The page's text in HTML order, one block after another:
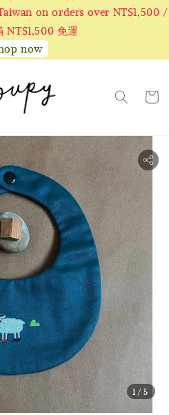
on orders over NT$1,500 /
NT$1,500 免運
now
1 /5